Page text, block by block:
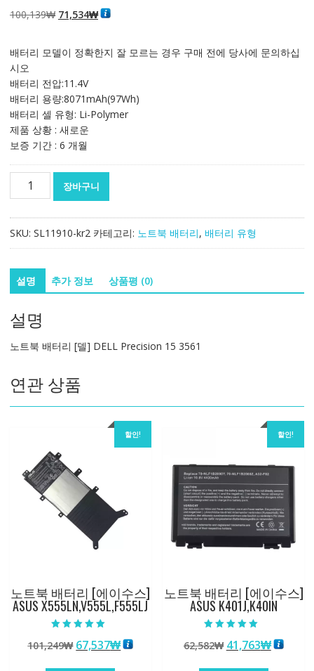
100,139₩ 원
격:
71,534₩현
격:
배터리 모델이 정확한지 잘 모르는 경우 구매 전에 당사에 문의하십
시오
배터리 전압:11.4V
배터리 용량:8071mAh(97Wh)
배터리 셀 유형: Li-Polymer
제품 상황 : 새로운
보증 기간 : 6 개월
터
[델]
DELL
15
수
장바구니
SKU: SL11910-kr2 카테고리: 노트북 배터리, 배터리 유형
설명 추가 정보 상품평 (0)
설명
노트북 배터리 [델] DELL Precision 15 3561
연관 상품
할인!
노트북 배터리 [에이수스]
ASUS X555LN,V555L,F555LJ
5.00
로 평가됨
101,249₩ 원
67,537₩현
할인!
노트북 배터리 [에이수스]
ASUS K401J,K40IN
5.00
로 평가됨
62,582₩ 원
41,763₩현